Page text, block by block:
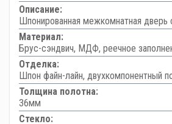
Описание:
Шпонированная межкомнатная дверь
Материал:
Брус-сэндвич, МДФ, реечное
Отделка:
Шпон файн-лайн, двухкомпонентный
Толщина полотна:
36мм
Стекло: